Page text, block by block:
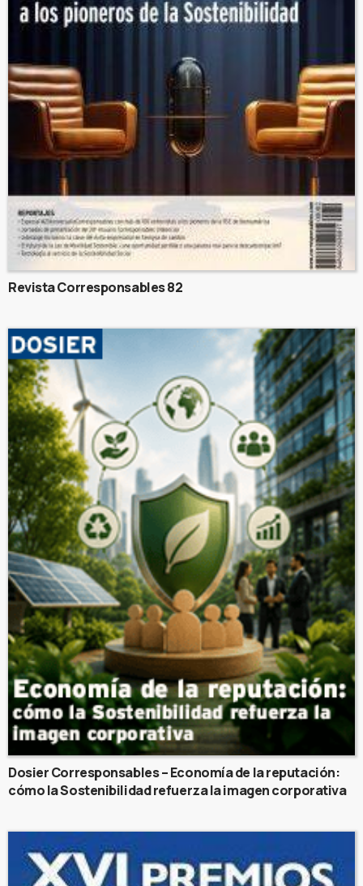
Revista Corresponsables 82
Dosier Corresponsables – Economía de la reputación:
cómo la Sostenibilidad refuerza la imagen corporativa